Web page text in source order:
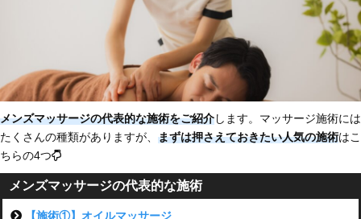
メンズマッサージの代表的な施術をご紹介します。マッサージ施術には
たくさんの種類がありますが、 まずは押さえておきたい人気の施術はこ
ちらの4つ
メンズマッサージの代表的な施術
【施術①】オイルマッサージ